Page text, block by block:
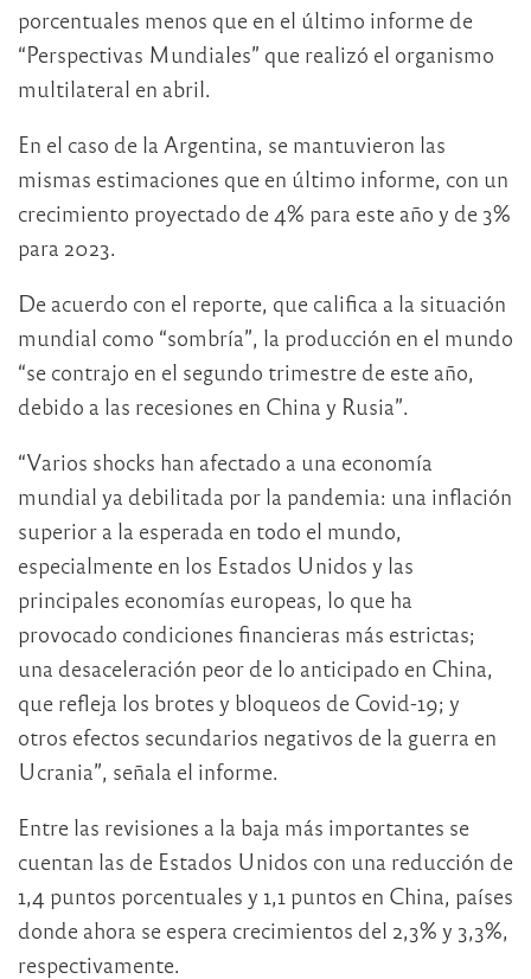
porcentuales menos que en el último informe de
“Perspectivas Mundiales” que realizó el organismo
multilateral en abril.
En el caso de la Argentina, se mantuvieron las
mismas estimaciones que en último informe, con un
crecimiento proyectado de 4% para este año y de 3%
para 2023.
De acuerdo con el reporte, que califica a la situación
mundial como “sombría”, la producción en el mundo
“se contrajo en el segundo trimestre de este año,
debido a las recesiones en China y Rusia”.
“Varios shocks han afectado a una economía
mundial ya debilitada por la pandemia: una inflación
superior a la esperada en todo el mundo,
especialmente en los Estados Unidos y las
principales economías europeas, lo que ha
provocado condiciones financieras más estrictas;
una desaceleración peor de lo anticipado en China,
que refleja los brotes y bloqueos de Covid-19; y
otros efectos secundarios negativos de la guerra en
Ucrania”, señala el informe.
Entre las revisiones a la baja más importantes se
cuentan las de Estados Unidos con una reducción de
1,4 puntos porcentuales y 1,1 puntos en China, países
donde ahora se espera crecimientos del 2,3% y 3,3%,
respectivamente.